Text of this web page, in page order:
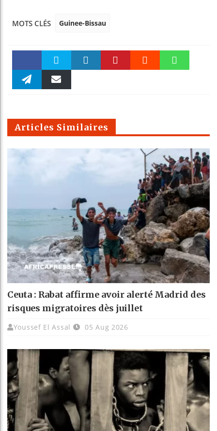
MOTS CLÉS Guinee-Bissau
Faceboo Twitter
m
Articles Similaires
Ceuta : Rabat affirme avoir alerté Madrid des
risques migratoires dès juillet
Youssef El Assal 05 Aug 2026